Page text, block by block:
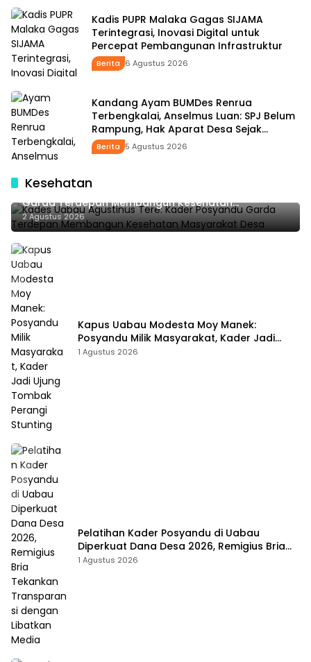
Kadis PUPR Malaka Gagas SIJAMA
Terintegrasi, Inovasi Digital untuk
Percepat Pembangunan Infrastruktur
Berita 6 Agustus 2026
Kandang Ayam BUMDes Renrua
Terbengkalai, Anselmus Luan: SPJ Belum
Rampung, Hak Aparat Desa Sejak
Januari Belum Dibayar
Berita 5 Agustus 2026
Kesehatan
Kades Uabau Agustinus Tere: Kader Posyandu
Garda Terdepan Membangun Kesehatan
Masyarakat Desa
2 Agustus 2026
Kapus Uabau Modesta Moy Manek:
Posyandu Milik Masyarakat, Kader Jadi
Ujung Tombak Perangi Stunting
1 Agustus 2026
Pelatihan Kader Posyandu di Uabau
Diperkuat Dana Desa 2026, Remigius Bria
Tekankan Transparansi dengan Libatkan
1 Agustus 2026